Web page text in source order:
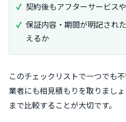
契約後もアフターサービス
保証内容・期間が明記され
えるか
このチェックリストで一つでも
業者にも相見積もりを取りまし
まで比較することが大切です。